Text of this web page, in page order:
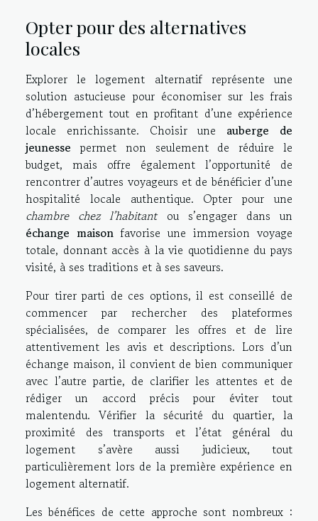
Opter pour des alternatives
locales
Explorer le logement alternatif représente une
solution astucieuse pour économiser sur les frais
d’hébergement tout en profitant d’une expérience
locale enrichissante. Choisir une auberge de
jeunesse permet non seulement de réduire le
budget, mais offre également l’opportunité de
rencontrer d’autres voyageurs et de bénéficier d’une
hospitalité locale authentique. Opter pour une
chambre chez l’habitantou s’engager dans un
échange maison favorise une immersion voyage
totale, donnant accès à la vie quotidienne du pays
visité, à ses traditions et à ses saveurs.
Pour tirer parti de ces options, il est conseillé de
commencer par rechercher des plateformes
spécialisées, de comparer les offres et de lire
attentivement les avis et descriptions. Lors d’un
échange maison, il convient de bien communiquer
avec l’autre partie, de clarifier les attentes et de
rédiger un accord précis pour éviter tout
malentendu. Vérifier la sécurité du quartier, la
proximité des transports et l’état général du
logement s’avère aussi judicieux, tout
particulièrement lors de la première expérience en
logement alternatif.
Les bénéfices de cette approche sont nombreux :